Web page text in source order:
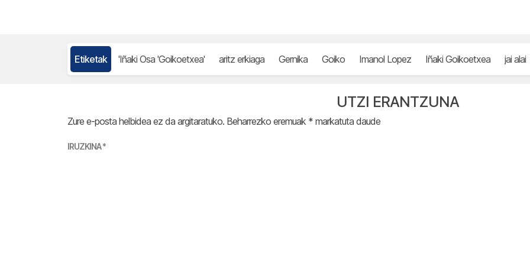
Etiketak 'Iñaki Osa 'Goikoetxea' aritz erkiaga Gernika Goiko Imanol Lopez Iñaki Goikoetxea jai alai
UTZI ERANTZUNA
Zure e-posta helbidea ez da argitaratuko. Beharrezko eremuak * markatuta daude
IRUZKINA*